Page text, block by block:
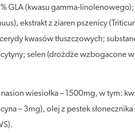
GLA (kwasu gamma-
ekstrakt z ziaren pszenicy
kwasów tłuszczowych;
selen (drożdże wzbogacone
wiesiołka – 1500mg, w tym:
– 3mg), olej z pestek